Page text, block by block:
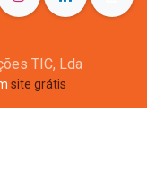
TIC, Lda
site grátis